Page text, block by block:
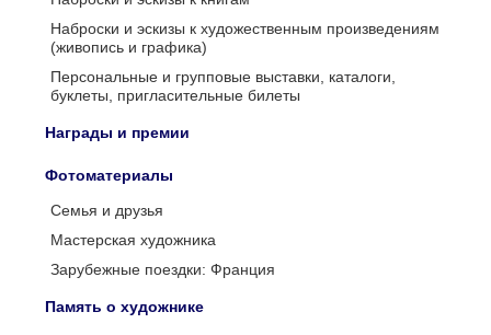
Наброски и эскизы к художественным произведениям
(живопись и графика)
Персональные и групповые выставки, каталоги,
буклеты, пригласительные билеты
Награды и премии
Фотоматериалы
Семья и друзья
Мастерская художника
Зарубежные поездки: Франция
Память о художнике